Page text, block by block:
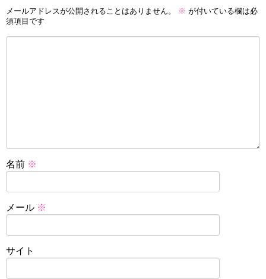
メールアドレスが公開されることはありません。 ※ が付いている欄は必
須項目です
名前 ※
メール ※
サイト